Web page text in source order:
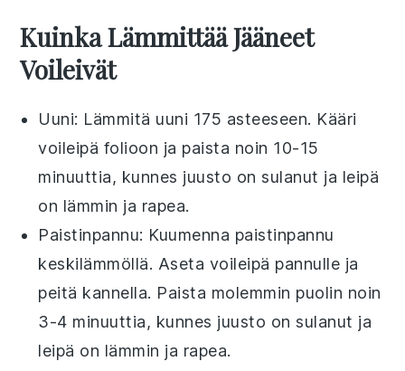
Kuinka Lämmittää Jääneet
Voileivät
Uuni: Lämmitä uuni 175 asteeseen. Kääri
voileipä folioon ja paista noin 10-15
minuuttia, kunnes juusto on sulanut ja leipä
on lämmin ja rapea.
Paistinpannu: Kuumenna paistinpannu
keskilämmöllä. Aseta voileipä pannulle ja
peitä kannella. Paista molemmin puolin noin
3-4 minuuttia, kunnes juusto on sulanut ja
leipä on lämmin ja rapea.